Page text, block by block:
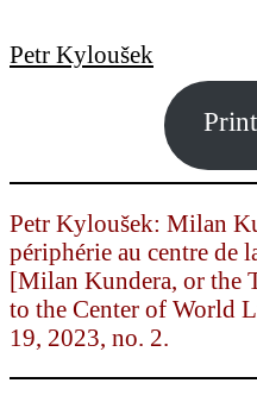
Petr Kyloušek
Petr Kyloušek: Milan
périphérie au centre de
[Milan Kundera, or the
to the Center of World
19, 2023, no. 2.